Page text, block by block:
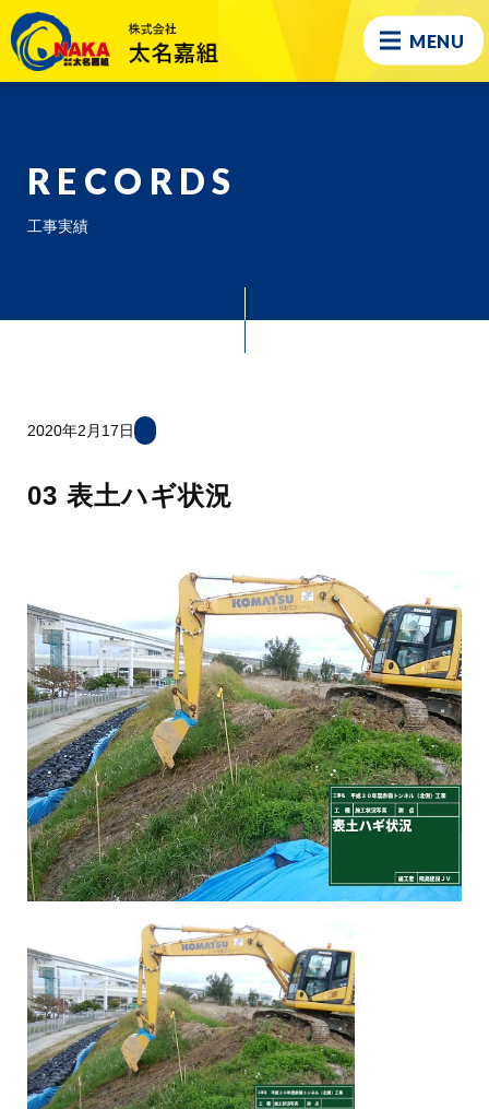
MENU
RECORDS
工事実績
2020年2月17日
03 表土ハギ状況